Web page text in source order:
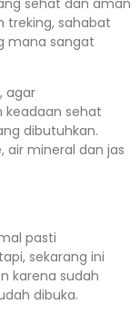
treking, sahabat
mana sangat
agar
keadaan sehat
dibutuhkan.
air mineral dan jas
pasti
sekarang ini
karena sudah
dibuka.